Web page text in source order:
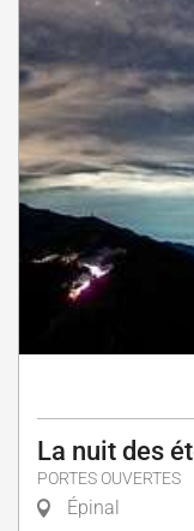
La nuit des
PORTES OUVERTES
Épinal